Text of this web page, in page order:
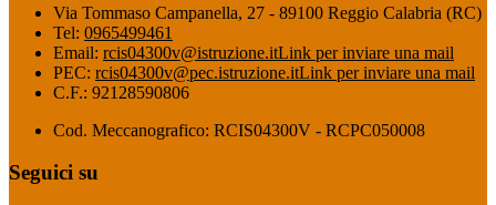
Via Tommaso Campanella, 27 - 89100 Reggio Calabria (RC)
Tel: 0965499461
Email: rcis04300v@istruzione.itLink per inviare una mail
PEC: rcis04300v@pec.istruzione.itLink per inviare una mail
C.F.: 92128590806
Cod. Meccanografico: RCIS04300V - RCPC050008
Seguici su